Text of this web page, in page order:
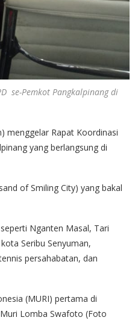
se-Pemkot Pangkalpinang di
menggelar Rapat Koordinasi
yang berlangsung di
of Smiling City) yang bakal
Nganten Masal, Tari
Seribu Senyuman,
persahabatan, dan
(MURI) pertama di
Lomba Swafoto (Foto